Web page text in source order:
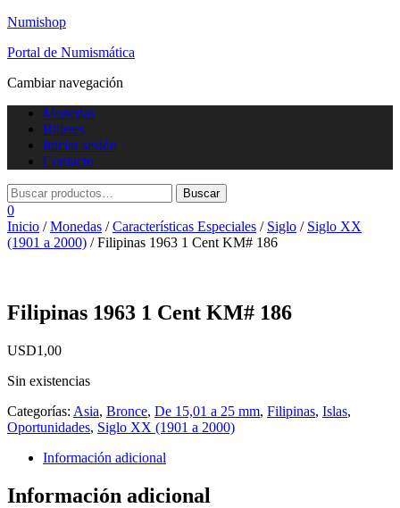
Numishop
Portal de Numismática
Cambiar navegación
Monedas
Billetes
Iniciar sesión
Contacto
0
Inicio /Monedas /Características Especiales / Siglo / Siglo XX
(1901 a 2000) / Filipinas 1963 1 Cent KM# 186
Filipinas 1963 1 Cent KM# 186
USD1,00
Sin existencias
Categorías: Asia, Bronce, De 15,01 a 25 mm, Filipinas, Islas,
Oportunidades, Siglo XX (1901 a 2000)
Información adicional
Información adicional